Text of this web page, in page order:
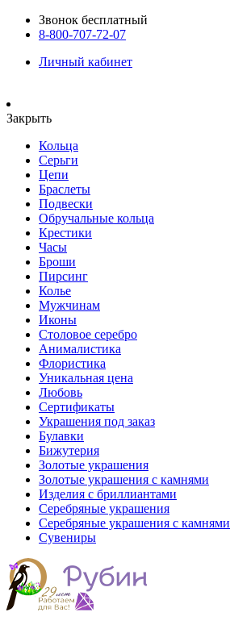
Звонок бесплатный
8-800-707-72-07
Личный кабинет
Закрыть
Кольца
Серьги
Цепи
Браслеты
Подвески
Обручальные кольца
Крестики
Часы
Броши
Пирсинг
Колье
Мужчинам
Иконы
Столовое серебро
Анималистика
Флористика
Уникальная цена
Любовь
Сертификаты
Украшения под заказ
Булавки
Бижутерия
Золотые украшения
Золотые украшения с камнями
Изделия с бриллиантами
Серебряные украшения
Серебряные украшения с камнями
Сувениры